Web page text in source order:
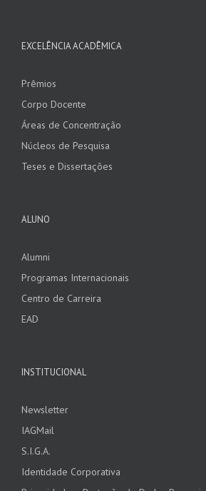
EXCELÊNCIA ACADÊMICA
Prêmios
Corpo Docente
Áreas de Concentração
Núcleos de Pesquisa
Teses e Dissertações
ALUNO
Alumni
Programas Internacionais
Centro de Carreira
EAD
INSTITUCIONAL
Newsletter
IAGMail
S.I.G.A.
Identidade Corporativa